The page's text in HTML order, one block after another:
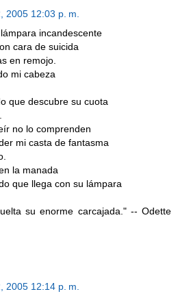
2005 12:03 p. m.
incandescente
cara de suicida
en remojo.
mi cabeza
que descubre su cuota
no lo comprenden
mi casta de fantasma
la manada
que llega con su lámpara
su enorme carcajada." -- Odette
2005 12:14 p. m.